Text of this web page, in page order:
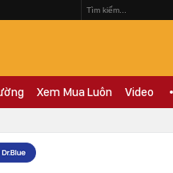
Xem Mua Luôn Video